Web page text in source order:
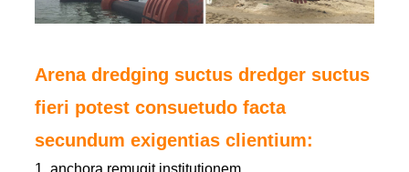
Arena dredging suctus dredger suctus
fieri potest consuetudo facta
secundum exigentias clientium: